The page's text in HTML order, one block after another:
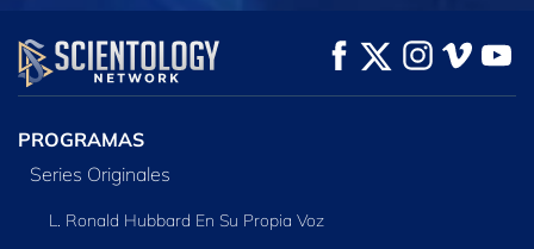
VE
EXPLORA LAS
SERIES
PROGRAMAS
Series Originales
L. Ronald Hubbard En Su Propia Voz